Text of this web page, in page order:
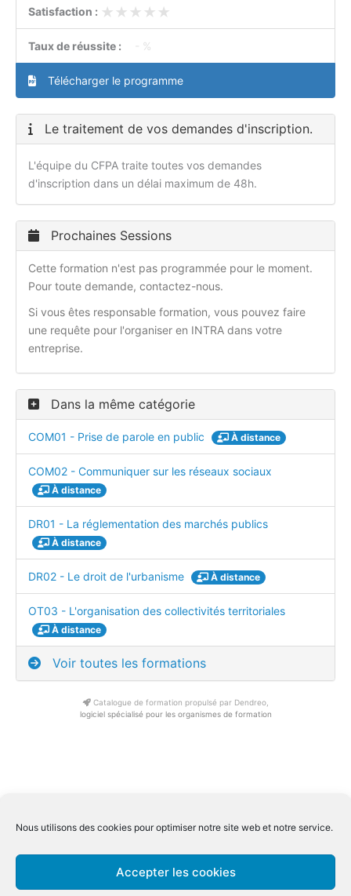
Nous utilisons des cookies pour optimiser notre site web et notre service.
Accepter les cookies
Satisfaction : ★★★★★
★★★★★
Taux de réussite : - %
Télécharger le programme
Le traitement de vos demandes d'inscription.
L'équipe du CFPA traite toutes vos demandes
d'inscription dans un délai maximum de 48h.
Prochaines Sessions
Cette formation n'est pas programmée pour le moment.
Pour toute demande, contactez-nous.
Si vous êtes responsable formation, vous pouvez faire
une requête pour l'organiser en INTRA dans votre
entreprise.
Dans la même catégorie
COM01 - Prise de parole en public À distance
COM02 - Communiquer sur les réseaux sociaux
À distance
DR01 - La réglementation des marchés publics
À distance
DR02 - Le droit de l'urbanisme À distance
OT03 - L'organisation des collectivités territoriales
À distance
Voir toutes les formations
Catalogue de formation propulsé par Dendreo,
logiciel spécialisé pour les organismes de formation
Conditions générale de ventes Inter|Conditions générale de
Conditions générale spécifiques distanciel
Mentions légales|
Qualiopi